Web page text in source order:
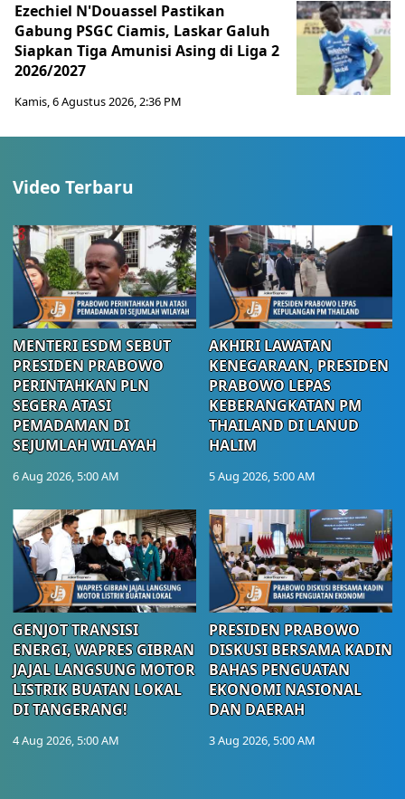
Ezechiel N'Douassel Pastikan
Gabung PSGC Ciamis, Laskar Galuh
Siapkan Tiga Amunisi Asing di Liga 2
2026/2027
Kamis, 6 Agustus 2026, 2:36 PM
Video Terbaru
MENTERI ESDM SEBUT
PRESIDEN PRABOWO
PERINTAHKAN PLN
SEGERA ATASI
PEMADAMAN DI
SEJUMLAH WILAYAH
6 Aug 2026, 5:00 AM
AKHIRI LAWATAN
KENEGARAAN, PRESIDEN
PRABOWO LEPAS
KEBERANGKATAN PM
THAILAND DI LANUD
HALIM
5 Aug 2026, 5:00 AM
GENJOT TRANSISI
ENERGI, WAPRES GIBRAN
JAJAL LANGSUNG MOTOR
LISTRIK BUATAN LOKAL
DI TANGERANG!
4 Aug 2026, 5:00 AM
PRESIDEN PRABOWO
DISKUSI BERSAMA KADIN
BAHAS PENGUATAN
EKONOMI NASIONAL
DAN DAERAH
3 Aug 2026, 5:00 AM